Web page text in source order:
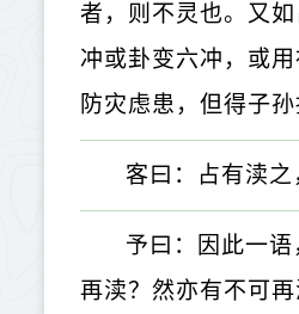
者，则不灵也。又
冲或卦变六冲，或
防灾虑患，但得子
客曰：占有渎之
予曰：因此一
再渎？然亦有不可